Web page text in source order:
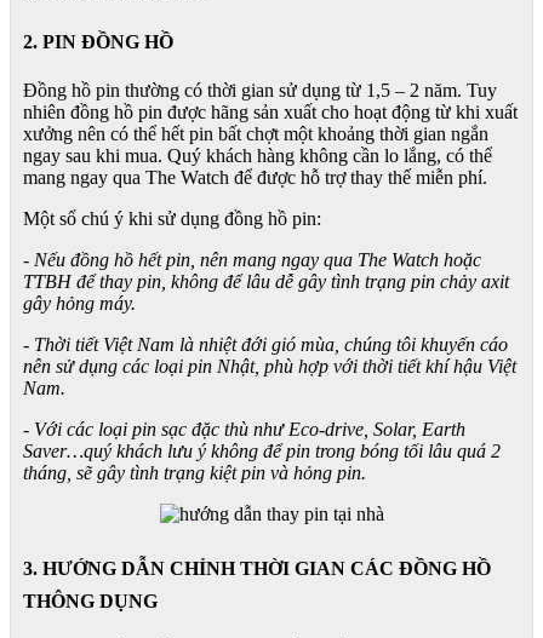
2. PIN ĐỒNG HỒ
Đồng hồ pin thường có thời gian sử dụng từ 1,5 – 2 năm. Tuy
nhiên đồng hồ pin được hãng sản xuất cho hoạt động từ khi xuất
xưởng nên có thể hết pin bất chợt một khoảng thời gian ngắn
ngay sau khi mua. Quý khách hàng không cần lo lắng, có thể
mang ngay qua The Watch để được hỗ trợ thay thế miễn phí.
Một số chú ý khi sử dụng đồng hồ pin:
- Nếu đồng hồ hết pin, nên mang ngay qua The Watch hoặc
TTBH để thay pin, không để lâu dễ gây tình trạng pin chảy axit
gây hỏng máy.
- Thời tiết Việt Nam là nhiệt đới gió mùa, chúng tôi khuyến cáo
nên sử dụng các loại pin Nhật, phù hợp với thời tiết khí hậu Việt
Nam.
- Với các loại pin sạc đặc thù như Eco-drive, Solar, Earth
Saver…quý khách lưu ý không để pin trong bóng tối lâu quá 2
tháng, sẽ gây tình trạng kiệt pin và hỏng pin.
3. HƯỚNG DẪN CHỈNH THỜI GIAN CÁC ĐỒNG HỒ
THÔNG DỤNG